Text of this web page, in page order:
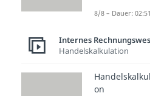
8/8 – Dauer: 02:51
Internes
Handelskalkulation
on